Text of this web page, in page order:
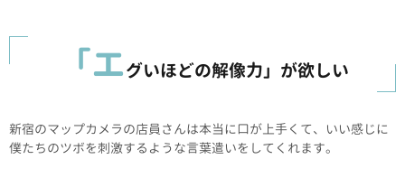
「エグいほどの解像力」が欲しい
新宿のマップカメラの店員さんは本当に口が上手くて、いい感じに
僕たちのツボを刺激するような言葉遣いをしてくれます。